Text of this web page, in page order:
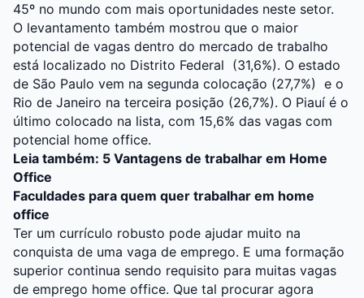
45º no mundo com mais oportunidades neste setor.
O levantamento também mostrou que o maior
potencial de vagas dentro do mercado de trabalho
está localizado no Distrito Federal (31,6%). O estado
de São Paulo vem na segunda colocação (27,7%) e o
Rio de Janeiro na terceira posição (26,7%). O Piauí é o
último colocado na lista, com 15,6% das vagas com
potencial home office.
Leia também: 5 Vantagens de trabalhar em Home
Office
Faculdades para quem quer trabalhar em home
office
Ter um currículo robusto pode ajudar muito na
conquista de uma vaga de emprego. E uma formação
superior continua sendo requisito para muitas vagas
de emprego home office. Que tal procurar agora